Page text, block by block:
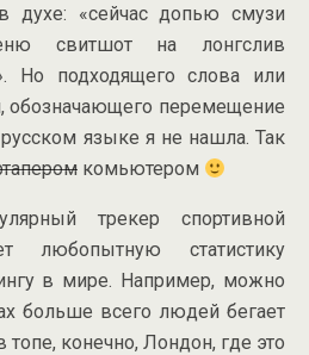
духе: «сейчас допью смузи
свитшот на лонгслив
Но подходящего слова или
обозначающего перемещение
языке я не нашла. Так
комьютером
трекер спортивной
любопытную статистику
в мире. Например, можно
больше всего людей бегает
конечно, Лондон, где это